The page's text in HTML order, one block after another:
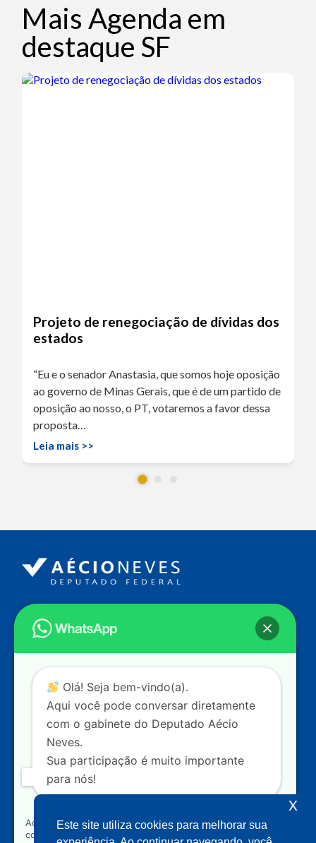
Mais Agenda em
destaque SF
Projeto de renegociação de dívidas dos
estados
“Eu e o senador Anastasia, que somos hoje oposição
ao governo de Minas Gerais, que é de um partido de
oposição ao nosso, o PT, votaremos a favor dessa
proposta…
Leia mais >>
Endereço
Câmara dos Deputados
Ed. Principal, Ala C – Gabinete
Contato
dep.aecioneves@camara.leg.br
+55 (61) 3215-5964
+55 (31) 3261-0121
+55 (31) 97150-0834
Nossas redes
Olá! Seja bem-vindo(a).
Aqui você pode conversar diretamente
com o gabinete do Deputado Aécio
Neves.
Sua participação é muito importante
para nós!
Ao clicar para iniciar o contato pelo WhatsApp, você
concorda que seus dados serão utilizados exclusivamente
Este site utiliza cookies para melhorar sua
x